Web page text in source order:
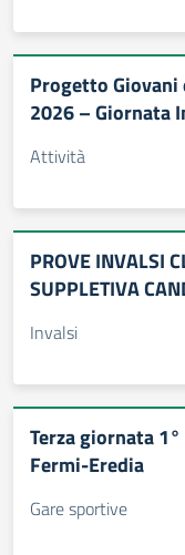
Progetto Giovani
2026 – Giornata
Attività
PROVE INVALSI
SUPPLETIVA
Invalsi
Terza giornata
Fermi-Eredia
Gare sportive